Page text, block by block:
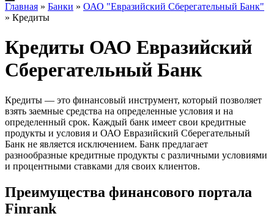
Главная » Банки » ОАО "Евразийский Сберегательный Банк"
» Кредиты
Кредиты ОАО Евразийский
Сберегательный Банк
Кредиты — это финансовый инструмент, который позволяет
взять заемные средства на определенные условия и на
определенный срок. Каждый банк имеет свои кредитные
продукты и условия и ОАО Евразийский Сберегательный
Банк не является исключением. Банк предлагает
разнообразные кредитные продукты с различными условиями
и процентными ставками для своих клиентов.
Преимущества финансового портала
Finrank